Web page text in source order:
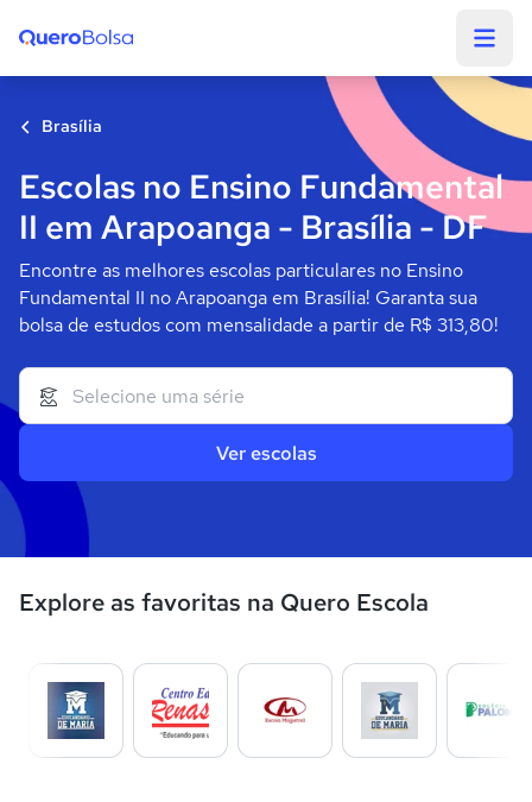
Brasília
Escolas no Ensino Fundamental
II em Arapoanga - Brasília - DF
Encontre as melhores escolas particulares no Ensino
Fundamental II no Arapoanga em Brasília! Garanta sua
bolsa de estudos com mensalidade a partir de R$ 313,80!
Ver escolas
Explore as favoritas na Quero Escola